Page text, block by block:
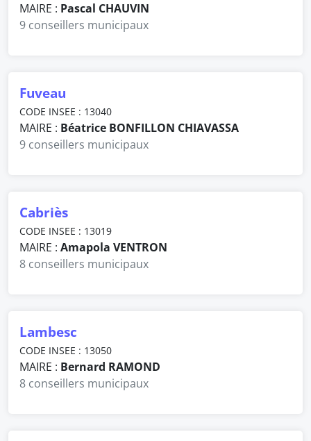
MAIRE : Pascal CHAUVIN
9 conseillers municipaux
Fuveau
CODE INSEE : 13040
MAIRE : Béatrice BONFILLON CHIAVASSA
9 conseillers municipaux
Cabriès
CODE INSEE : 13019
MAIRE : Amapola VENTRON
8 conseillers municipaux
Lambesc
CODE INSEE : 13050
MAIRE : Bernard RAMOND
8 conseillers municipaux